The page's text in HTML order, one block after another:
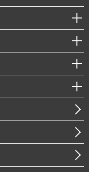
・防災（政策）
ティ